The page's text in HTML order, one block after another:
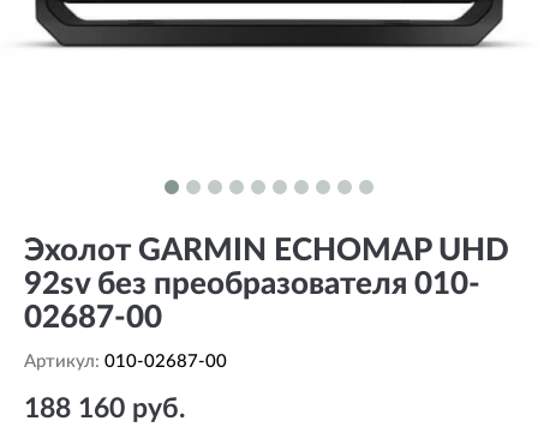
Эхолот GARMIN ECHOMAP UHD
92sv без преобразователя 010-
02687-00
Артикул: 010-02687-00
188 160 руб.